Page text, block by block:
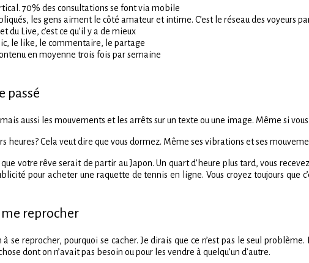
70% des consultations se font via mobile
les gens aiment le côté amateur et intime. C’est le réseau des voyeurs
du Live, c’est ce qu’il y a de mieux
le like, le commentaire, le partage
en moyenne trois fois par semaine
passé
aussi les mouvements et les arrêts sur un texte ou une image. Même si vous
heures? Cela veut dire que vous dormez. Même ses vibrations et ses
votre rêve serait de partir au Japon. Un quart d’heure plus tard, vous
pour acheter une raquette de tennis en ligne. Vous croyez toujours
me reprocher
à se reprocher, pourquoi se cacher. Je dirais que ce n’est pas le seul
dont on n’avait pas besoin ou pour les vendre à quelqu’un d’autre.